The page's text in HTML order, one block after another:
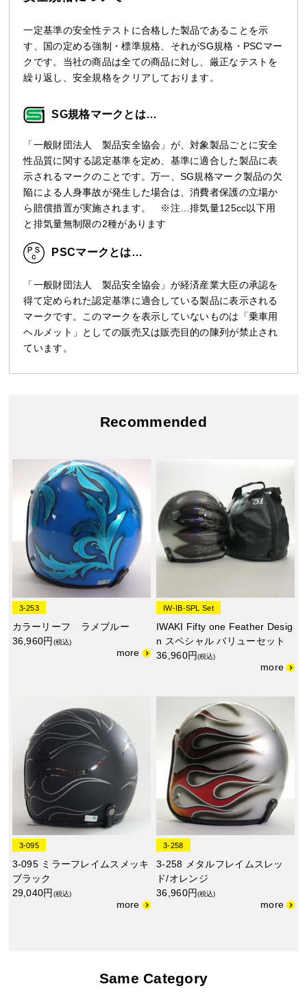
一定基準の安全性テストに合格した製品であることを示
す、国の定める強制・標準規格、それがSG規格・PSCマー
クです。当社の商品は全ての商品に対し、厳正なテストを
繰り返し、安全規格をクリアしております。
SG規格マークとは…
「一般財団法人 製品安全協会」が、対象製品ごとに安全
性品質に関する認定基準を定め、基準に適合した製品に表
示されるマークのことです。万一、SG規格マーク製品の欠
陥による人身事故が発生した場合は、消費者保護の立場か
ら賠償措置が実施されます。 ※注…排気量125cc以下用
と排気量無制限の2種があります
PSCマークとは…
「一般財団法人 製品安全協会」が経済産業大臣の承認を
得て定められた認定基準に適合している製品に表示される
マークです。このマークを表示していないものは「乗車用
ヘルメット」としての販売又は販売目的の陳列が禁止され
ています。
Recommended
3-253
カラーリーフ ラメブルー
36,960円 (税込)
IW-IB-SPL Set
IWAKI Fifty one Feather Desig
n スペシャル バリューセット
36,960円(税込)
3-095
3-095 ミラーフレイムスメッキ
ブラック
29,040円 (税込)
3-258
3-258 メタルフレイムスレッ
ド/オレンジ
36,960円(税込)
Same Category